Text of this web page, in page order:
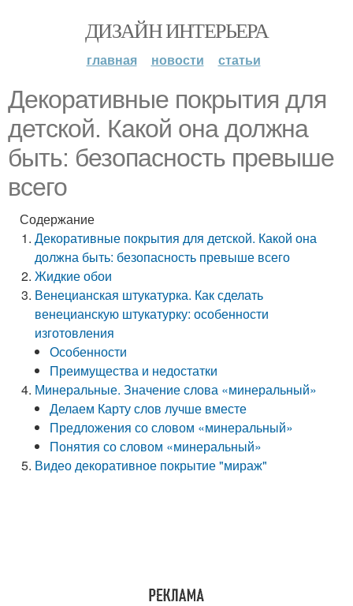
ДИЗАЙН ИНТЕРЬЕРА
главная новости статьи
Декоративные покрытия для
детской. Какой она должна
быть: безопасность превыше
всего
Содержание
Декоративные покрытия для детской. Какой она
должна быть: безопасность превыше всего
Жидкие обои
Венецианская штукатурка. Как сделать
венецианскую штукатурку: особенности
изготовления
Особенности
Преимущества и недостатки
Минеральные. Значение слова «минеральный»
Делаем Карту слов лучше вместе
Предложения со словом «минеральный»
Понятия со словом «минеральный»
Видео декоративное покрытие "мираж"